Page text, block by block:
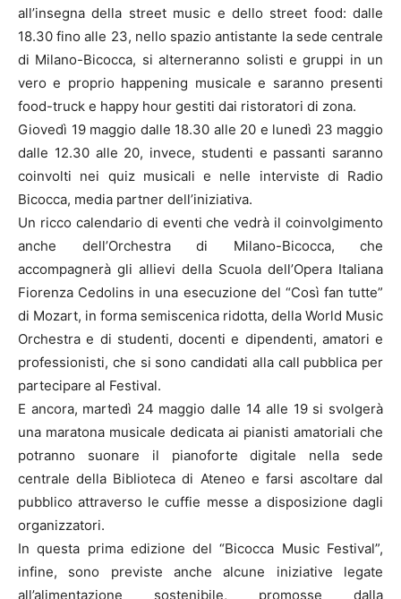
all’insegna della street music e dello street food: dalle
18.30 fino alle 23, nello spazio antistante la sede centrale
di Milano-Bicocca, si alterneranno solisti e gruppi in un
vero e proprio happening musicale e saranno presenti
food-truck e happy hour gestiti dai ristoratori di zona.
Giovedì 19 maggio dalle 18.30 alle 20 e lunedì 23 maggio
dalle 12.30 alle 20, invece, studenti e passanti saranno
coinvolti nei quiz musicali e nelle interviste di Radio
Bicocca, media partner dell’iniziativa.
Un ricco calendario di eventi che vedrà il coinvolgimento
anche dell’Orchestra di Milano-Bicocca, che
accompagnerà gli allievi della Scuola dell’Opera Italiana
Fiorenza Cedolins in una esecuzione del “Così fan tutte”
di Mozart, in forma semiscenica ridotta, della World Music
Orchestra e di studenti, docenti e dipendenti, amatori e
professionisti, che si sono candidati alla call pubblica per
partecipare al Festival.
E ancora, martedì 24 maggio dalle 14 alle 19 si svolgerà
una maratona musicale dedicata ai pianisti amatoriali che
potranno suonare il pianoforte digitale nella sede
centrale della Biblioteca di Ateneo e farsi ascoltare dal
pubblico attraverso le cuffie messe a disposizione dagli
organizzatori.
In questa prima edizione del “Bicocca Music Festival”,
infine, sono previste anche alcune iniziative legate
all’alimentazione sostenibile, promosse dalla